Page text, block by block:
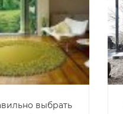
выбрать